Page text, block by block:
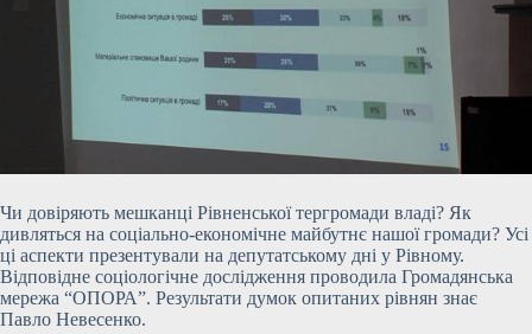
Чи довіряють мешканці Рівненської тергромади владі? Як
дивляться на соціально-економічне майбутнє нашої громади? Усі
ці аспекти презентували на депутатському дні у Рівному.
Відповідне соціологічне дослідження проводила Громадянська
мережа “ОПОРА”. Результати думок опитаних рівнян знає
Павло Невесенко.